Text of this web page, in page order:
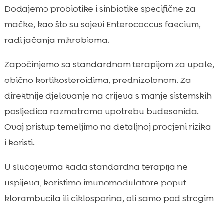
Dodajemo probiotike i sinbiotike specifične za
mačke, kao što su sojevi Enterococcus faecium,
radi jačanja mikrobioma.
Započinjemo sa standardnom terapijom za upale,
obično kortikosteroidima, prednizolonom. Za
direktnije djelovanje na crijeva s manje sistemskih
posljedica razmatramo upotrebu budesonida.
Ovaj pristup temeljimo na detaljnoj procjeni rizika
i koristi.
U slučajevima kada standardna terapija ne
uspijeva, koristimo imunomodulatore poput
klorambucila ili ciklosporina, ali samo pod strogim